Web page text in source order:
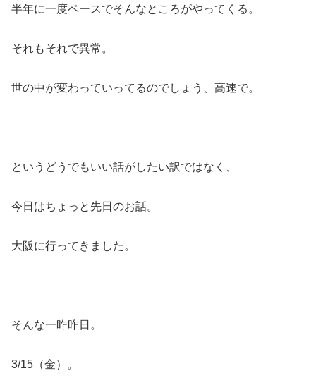
半年に一度ペースでそんなところがやってくる。
それもそれで異常。
世の中が変わっていってるのでしょう、高速で。
というどうでもいい話がしたい訳ではなく、
今日はちょっと先日のお話。
大阪に行ってきました。
そんな一昨昨日。
3/15（金）。